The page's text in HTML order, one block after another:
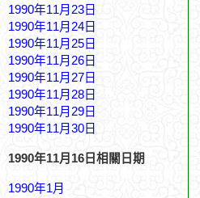
1990年11月23日
1990年11月24日
1990年11月25日
1990年11月26日
1990年11月27日
1990年11月28日
1990年11月29日
1990年11月30日
1990年11月16日相關日期
1990年1月